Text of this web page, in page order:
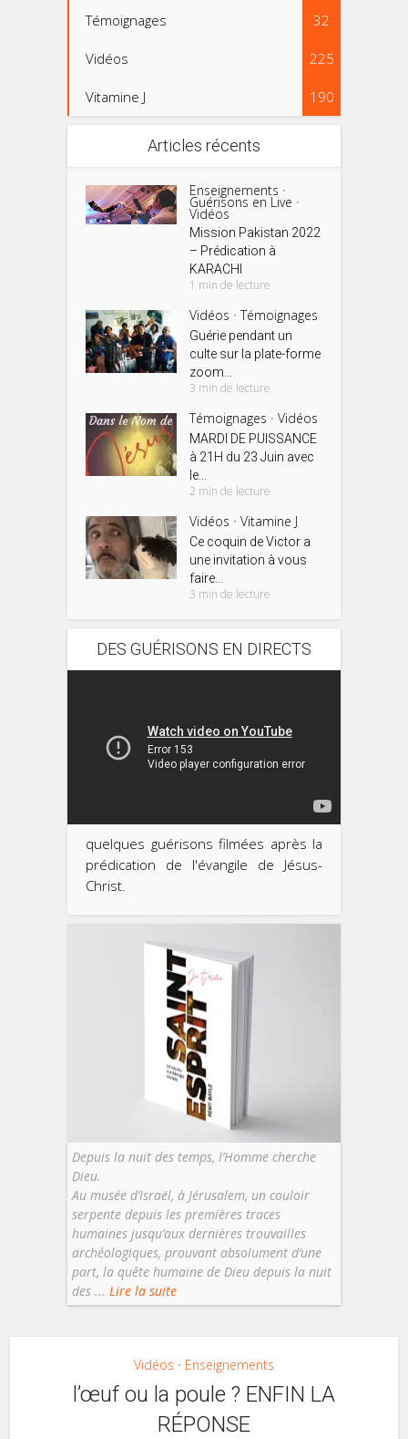
Témoignages 32
Vidéos 225
Vitamine J 190
Articles récents
Enseignements •
Guérisons en Live •
Vidéos
Mission Pakistan 2022
– Prédication à
KARACHI
1 min de lecture
Vidéos • Témoignages
Guérie pendant un
culte sur la plate-forme
zoom...
3 min de lecture
Témoignages • Vidéos
MARDI DE PUISSANCE
à 21H du 23 Juin avec
le...
2 min de lecture
Vidéos • Vitamine J
Ce coquin de Victor a
une invitation à vous
faire...
3 min de lecture
DES GUÉRISONS EN DIRECTS
quelques guérisons filmées après la
prédication de l'évangile de Jésus-
Christ.
Depuis la nuit des temps, l’Homme cherche
Dieu.
Au musée d’Israël, à Jérusalem, un couloir
serpente depuis les premières traces
humaines jusqu’aux dernières trouvailles
archéologiques, prouvant absolument d’une
part, la quête humaine de Dieu depuis la nuit
des ... Lire la suite
Vidéos • Enseignements
l’œuf ou la poule ? ENFIN LA
RÉPONSE